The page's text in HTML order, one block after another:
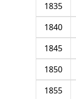
1835
1840
1845
1850
1855